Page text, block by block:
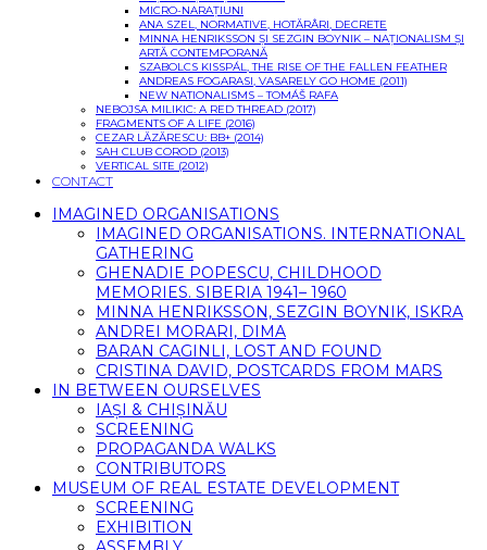
MICRO-NARAȚIUNI
ANA SZEL, NORMATIVE, HOTĂRÂRI, DECRETE
MINNA HENRIKSSON ȘI SEZGIN BOYNIK – NAȚIONALISM ȘI
ARTĂ CONTEMPORANĂ
SZABOLCS KISSPÁL, THE RISE OF THE FALLEN FEATHER
ANDREAS FOGARASI, VASARELY GO HOME (2011)
NEW NATIONALISMS – TOMÁŠ RAFA
NEBOJSA MILIKIC: A RED THREAD (2017)
FRAGMENTS OF A LIFE (2016)
CEZAR LĂZĂRESCU: BB+ (2014)
SAH CLUB COROD (2013)
VERTICAL SITE (2012)
CONTACT
IMAGINED ORGANISATIONS
IMAGINED ORGANISATIONS. INTERNATIONAL
GATHERING
GHENADIE POPESCU, CHILDHOOD
MEMORIES. SIBERIA 1941– 1960
MINNA HENRIKSSON, SEZGIN BOYNIK, ISKRA
ANDREI MORARI, DIMA
BARAN CAGINLI, LOST AND FOUND
CRISTINA DAVID, POSTCARDS FROM MARS
IN BETWEEN OURSELVES
IAȘI & CHIȘINĂU
SCREENING
PROPAGANDA WALKS
CONTRIBUTORS
MUSEUM OF REAL ESTATE DEVELOPMENT
SCREENING
EXHIBITION